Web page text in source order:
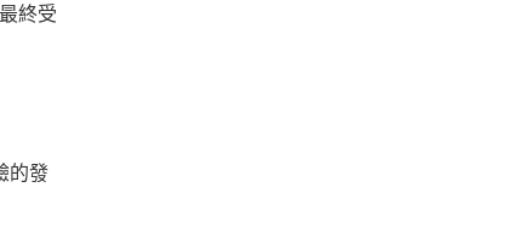
終受
的發